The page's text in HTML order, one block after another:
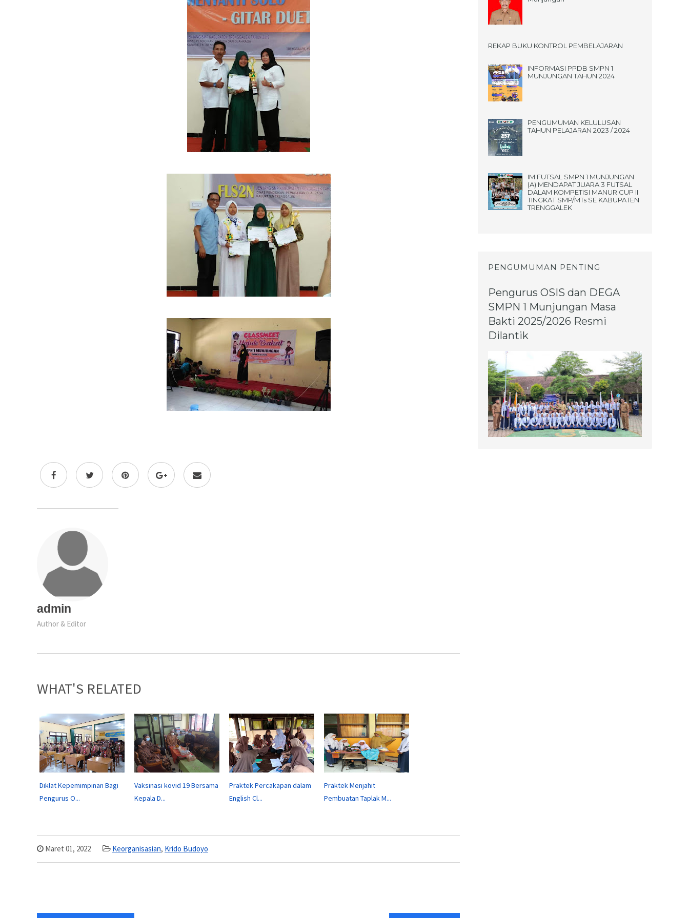
admin
Author & Editor
WHAT'S RELATED
Diklat Kepemimpinan Bagi
Pengurus O...
Vaksinasi kovid 19 Bersama
Kepala D...
Praktek Percakapan dalam
English Cl...
Praktek Menjahit
Pembuatan Taplak M...
Maret 01, 2022 Keorganisasian, Krido Budoyo
REKAP BUKU KONTROL PEMBELAJARAN
INFORMASI PPDB SMPN 1
MUNJUNGAN TAHUN 2024
PENGUMUMAN KELULUSAN
TAHUN PELAJARAN 2023 / 2024
IM FUTSAL SMPN 1 MUNJUNGAN
(A) MENDAPAT JUARA 3 FUTSAL
DALAM KOMPETISI MANUR CUP II
TINGKAT SMP/MTs SE KABUPATEN
TRENGGALEK
PENGUMUMAN PENTING
Pengurus OSIS dan DEGA
SMPN 1 Munjungan Masa
Bakti 2025/2026 Resmi
Dilantik